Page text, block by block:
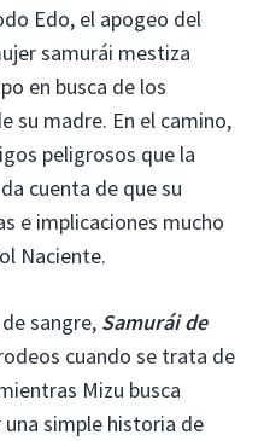
Edo, el apogeo del
samurái mestiza
en busca de los
su madre. En el camino,
peligrosos que la
cuenta de que su
e implicaciones mucho
Naciente.
sangre, Samurái de
cuando se trata de
Mizu busca
una simple historia de